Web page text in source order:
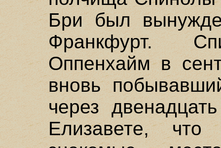
Бри был
Франкфурт.
Оппенхайм в
вновь
через
Елизавете,